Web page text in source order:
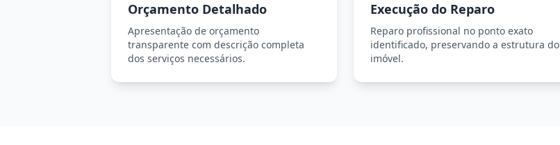
Orçamento Detalhado
Apresentação de orçamento
transparente com descrição completa
dos serviços necessários.
Execução do Reparo
Reparo profissional no ponto exato
identificado, preservando a estrutura do
imóvel.